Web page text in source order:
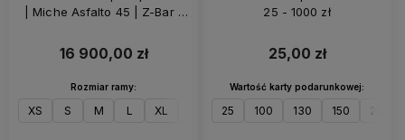
| Miche Asfalto 45 | Z-Bar |
16 900,00 zł
Rozmiar ramy:
XS S M L XL
25 - 1000 zł
25,00 zł
Wartość karty podarunkowej:
25 100 130 150